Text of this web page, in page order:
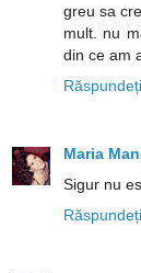
greu sa
mult. nu
din ce am
Răspundeți
Maria
Sigur nu
Răspundeți